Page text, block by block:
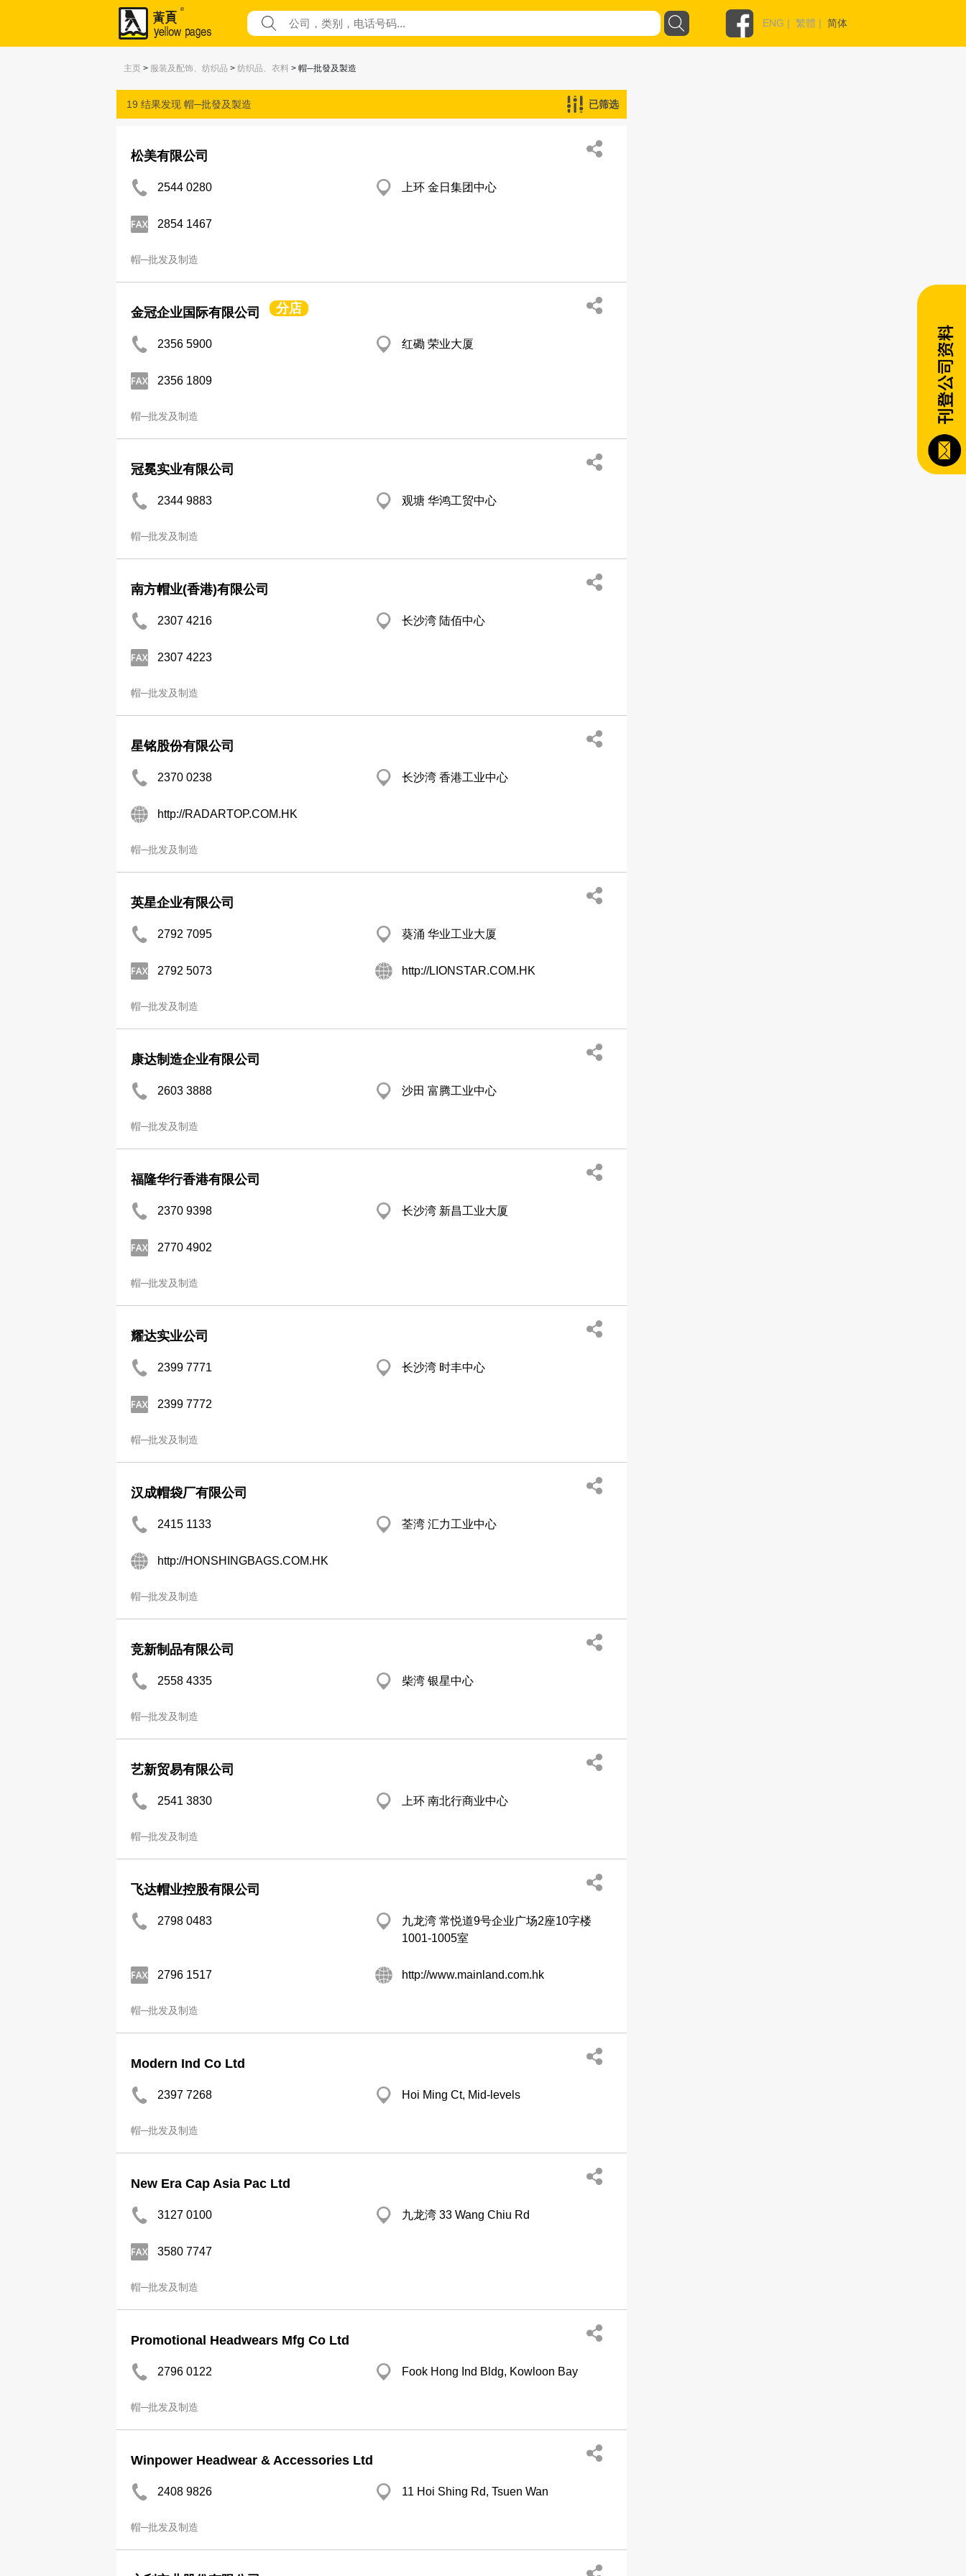
ENG | 繁體 | 简体
主页 > 服装及配饰、纺织品 > 纺织品、衣料 > 帽─批發及製造
19 结果发现 帽─批發及製造 已筛选
松美有限公司
2544 0280 上环 金日集团中心
2854 1467
帽─批发及制造
金冠企业国际有限公司 分店
2356 5900 红磡 荣业大厦
2356 1809
帽─批发及制造
冠冕实业有限公司
2344 9883 观塘 华鸿工贸中心
帽─批发及制造
南方帽业(香港)有限公司
2307 4216 长沙湾 陆佰中心
2307 4223
帽─批发及制造
星铭股份有限公司
2370 0238 长沙湾 香港工业中心
http://RADARTOP.COM.HK
帽─批发及制造
英星企业有限公司
2792 7095 葵涌 华业工业大厦
2792 5073 http://LIONSTAR.COM.HK
帽─批发及制造
康达制造企业有限公司
2603 3888 沙田 富腾工业中心
帽─批发及制造
福隆华行香港有限公司
2370 9398 长沙湾 新昌工业大厦
2770 4902
帽─批发及制造
耀达实业公司
2399 7771 长沙湾 时丰中心
2399 7772
帽─批发及制造
汉成帽袋厂有限公司
2415 1133 荃湾 汇力工业中心
http://HONSHINGBAGS.COM.HK
帽─批发及制造
竞新制品有限公司
2558 4335 柴湾 银星中心
帽─批发及制造
艺新贸易有限公司
2541 3830 上环 南北行商业中心
帽─批发及制造
飞达帽业控股有限公司
2798 0483
九龙湾 常悦道9号企业广场2座10字楼
1001-1005室
2796 1517 http://www.mainland.com.hk
帽─批发及制造
Modern Ind Co Ltd
2397 7268 Hoi Ming Ct, Mid-levels
帽─批发及制造
New Era Cap Asia Pac Ltd
3127 0100 九龙湾 33 Wang Chiu Rd
3580 7747
帽─批发及制造
Promotional Headwears Mfg Co Ltd
2796 0122 Fook Hong Ind Bldg, Kowloon Bay
帽─批发及制造
Winpower Headwear & Accessories Ltd
2408 9826 11 Hoi Shing Rd, Tsuen Wan
帽─批发及制造